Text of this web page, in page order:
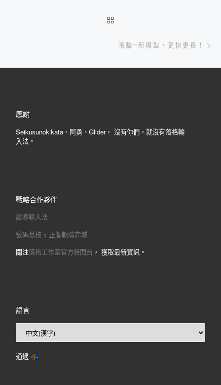
哦豁~新模型，更快更長！
感謝
Seikusunokikata、阿勇、Glider， 沒有你們，就沒有落格輸
入法。
戰略合作夥伴
歲寒輸入法
數碼荔枝 x 正版軟體商城
關注落格工作室官方新聞台 ， 獲取最新資訊。
語言
通過